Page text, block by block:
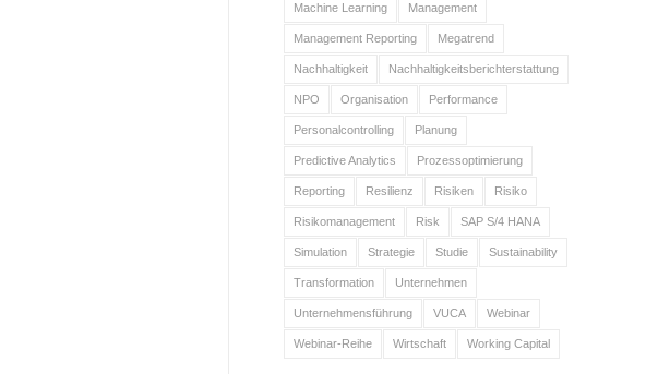
Machine Learning Management
Management Reporting Megatrend
Nachhaltigkeit Nachhaltigkeitsberichterstattung
NPO Organisation Performance
Personalcontrolling Planung
Predictive Analytics Prozessoptimierung
Reporting Resilienz Risiken Risiko
Risikomanagement Risk SAP S/4 HANA
Simulation Strategie Studie Sustainability
Transformation Unternehmen
Unternehmensführung VUCA Webinar
Webinar-Reihe Wirtschaft Working Capital